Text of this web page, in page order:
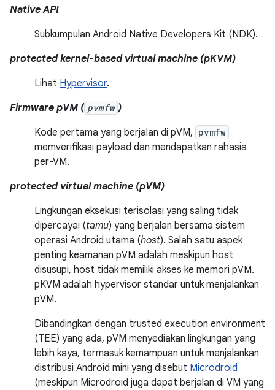
Native API
Subkumpulan Android Native Developers Kit (NDK).
protected kernel-based virtual machine (pKVM)
Lihat Hypervisor.
Firmware pVM ( pvmfw )
Kode pertama yang berjalan di pVM, pvmfw
memverifikasi payload dan mendapatkan rahasia
per-VM.
protected virtual machine (pVM)
Lingkungan eksekusi terisolasi yang saling tidak
dipercayai (tamu) yang berjalan bersama sistem
operasi Android utama (host). Salah satu aspek
penting keamanan pVM adalah meskipun host
disusupi, host tidak memiliki akses ke memori pVM.
pKVM adalah hypervisor standar untuk menjalankan
pVM.
Dibandingkan dengan trusted execution environment
(TEE) yang ada, pVM menyediakan lingkungan yang
lebih kaya, termasuk kemampuan untuk menjalankan
distribusi Android mini yang disebut Microdroid
(meskipun Microdroid juga dapat berjalan di VM yang